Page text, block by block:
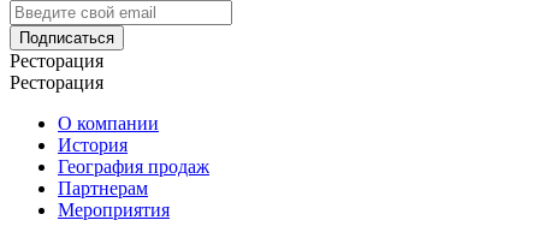
Подписаться
Ресторация
Ресторация
О компании
История
География продаж
Партнерам
Мероприятия